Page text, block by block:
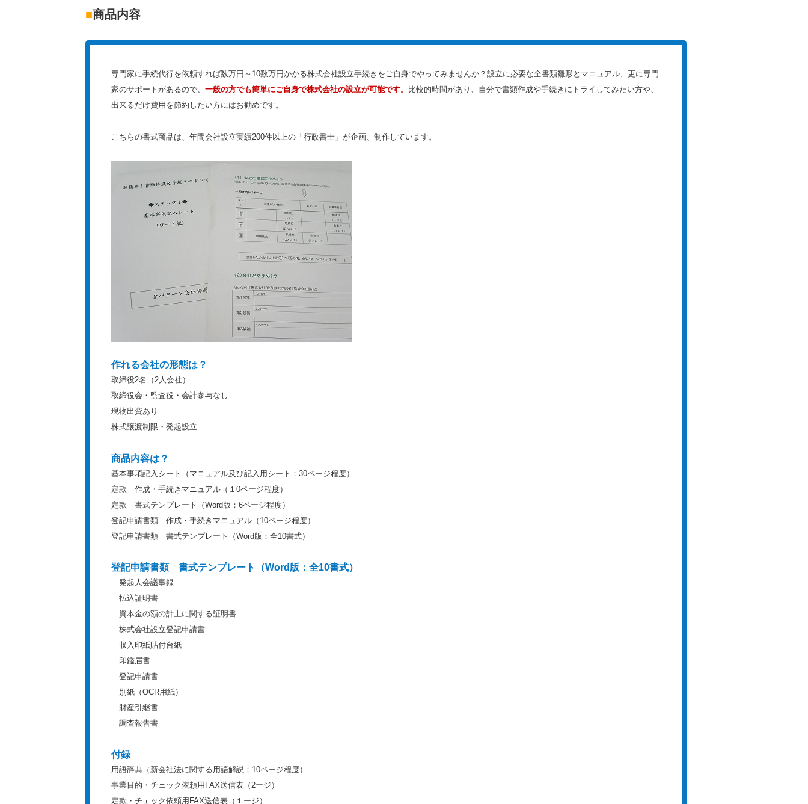
■商品内容
専門家に手続代行を依頼すれば数万円～10数万円かかる株式会社設立手続きをご自身でやってみませんか？設立に必要な全書類雛形とマニュアル、更に専門
家のサポートがあるので、 一般の方でも簡単にご自身で株式会社の設立が可能です。 比較的時間があり、自分で書類作成や手続きにトライしてみたい方や、
出来るだけ費用を節約したい方にはお勧めです。
こちらの書式商品は、年間会社設立実績200件以上の「行政書士」が企画、制作しています。
作れる会社の形態は？
取締役2名（2人会社）
取締役会・監査役・会計参与なし
現物出資あり
株式譲渡制限・発起設立
商品内容は？
基本事項記入シート（マニュアル及び記入用シート：30ページ程度）
定款 作成・手続きマニュアル（１0ページ程度）
定款 書式テンプレート（Word版：6ページ程度）
登記申請書類 作成・手続きマニュアル（10ページ程度）
登記申請書類 書式テンプレート（Word版：全10書式）
登記申請書類 書式テンプレート（Word版：全10書式）
発起人会議事録
払込証明書
資本金の額の計上に関する証明書
株式会社設立登記申請書
収入印紙貼付台紙
印鑑届書
登記申請書
別紙（OCR用紙）
財産引継書
調査報告書
付録
用語辞典（新会社法に関する用語解説：10ページ程度）
事業目的・チェック依頼用FAX送信表（2ージ）
定款・チェック依頼用FAX送信表（１ージ）